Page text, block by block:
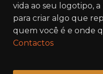
vida ao seu logotipo,
para criar algo que
quem você é e onde
Contactos